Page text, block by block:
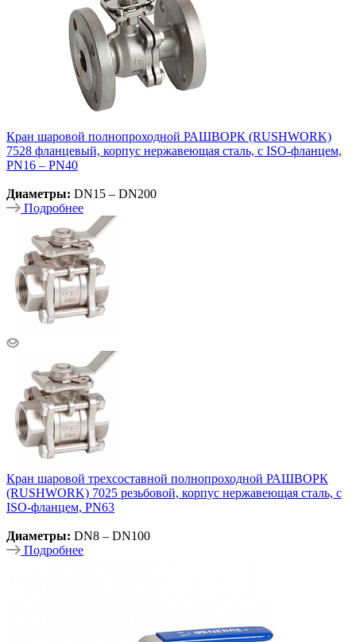
Кран шаровой полнопроходной РАШВОРК (RUSHWORK)
7528 фланцевый, корпус нержавеющая сталь, c ISO-фланцем,
PN16 – PN40
Диаметры: DN15 – DN200
Подробнее
Кран шаровой трехсоставной полнопроходной РАШВОРК
(RUSHWORK) 7025 резьбовой, корпус нержавеющая сталь, с
ISO-фланцем, PN63
Диаметры: DN8 – DN100
Подробнее